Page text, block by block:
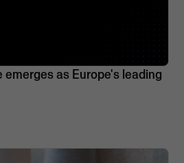
emerges as Europe's leading